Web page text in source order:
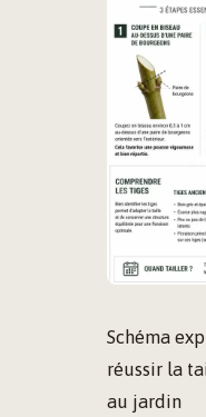
Schéma
réussir la
au jardin